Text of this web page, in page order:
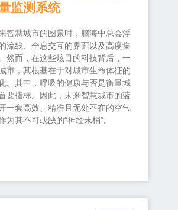
监测系统
智慧城市的图景时，脑海中总会浮
流线、全息交互的界面以及高度集
然而，在这些炫目的科技背后，一
市，其根基在于对城市生命体征的
。其中，呼吸的健康与否是衡量城
要指标。因此，未来智慧城市的蓝
一套高效、精准且无处不在的空气
为其不可或缺的“神经末梢”。